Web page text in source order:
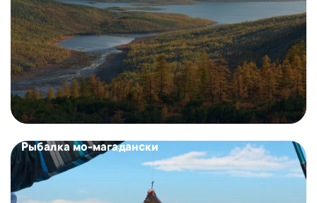
Рыбалка мо-магадански